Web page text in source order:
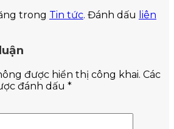
trong Tin tức. Đánh dấu liên
được hiển thị công khai. Các
đánh dấu *